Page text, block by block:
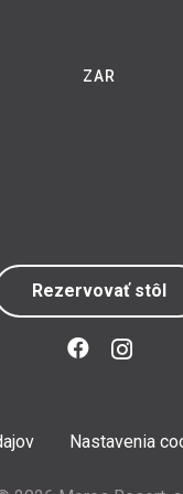
ZAR
Rezervovať stôl
Nastavenia